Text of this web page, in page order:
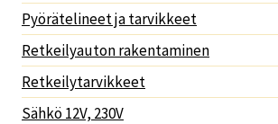
Pyörätelineet ja tarvikkeet
Retkeilyauton rakentaminen
Retkeilytarvikkeet
Sähkö 12V, 230V